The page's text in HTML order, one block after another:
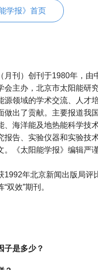
学报》首页
月刊）创刊于1980年，由
会主办，北京市太阳能研
源领域的学术交流、人才
做出了贡献。主要报道我
、海洋能及地热能科学技
报告、实验仪器和实验技
。《太阳能学报》编辑严
1992年北京新闻出版局评
双效”期刊。
子是多少？